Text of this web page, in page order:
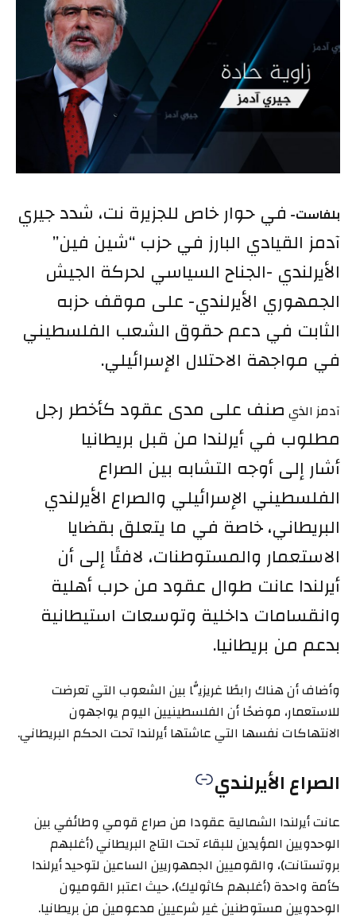
بلفاست- في حوار خاص للجزيرة نت، شددجيري
آدمز القيادي البارز في حزب “شين فين”
الأيرلندي -الجناح السياسي لحركة الجيش
الجمهوري الأيرلندي- على موقف حزبه
الثابت في دعم حقوق الشعب الفلسطيني
في مواجهة الاحتلال الإسرائيلي.
آدمز الذي صنف على مدى عقود كأخطر رجل
مطلوب في أيرلندا من قبل بريطانيا
أشار إلى أوجه التشابه بين الصراع
الفلسطيني الإسرائيلي والصراع الأيرلندي
البريطاني، خاصة في ما يتعلق بقضايا
الاستعمار والمستوطنات، لافتًا إلى أن
أيرلندا عانت طوال عقود من حرب أهلية
وانقسامات داخلية وتوسعات استيطانية
بدعم من بريطانيا.
وأضاف أن هناك رابطًا غريزيًّا بين الشعوب التي تعرضت
للاستعمار، موضحًا أن الفلسطينيين اليوم يواجهون
الانتهاكات نفسها التي عاشتها أيرلندا تحت الحكم البريطاني.
الصراع الأيرلندي
عانت أيرلندا الشمالية عقودا من صراع قومي وطائفي بين
الوحدويين المؤيدين للبقاء تحت التاج البريطاني (أغلبهم
بروتستانت)، والقوميين الجمهوريين الساعين لتوحيد أيرلندا
كأمة واحدة (أغلبهم كاثوليك)، حيث اعتبر القوميون
الوحدويين مستوطنين غير شرعيين مدعومين من بريطانيا.